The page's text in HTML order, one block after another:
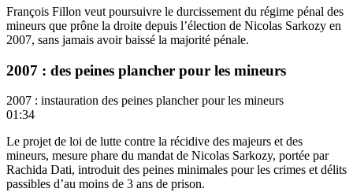
François Fillon veut poursuivre le durcissement du régime pénal des
mineurs que prône la droite depuis l’élection de Nicolas Sarkozy en
2007, sans jamais avoir baissé la majorité pénale.
2007 : des peines plancher pour les mineurs
2007 : instauration des peines plancher pour les mineurs
01:34
Le projet de loi de lutte contre la récidive des majeurs et des
mineurs, mesure phare du mandat de Nicolas Sarkozy, portée par
Rachida Dati, introduit des peines minimales pour les crimes et délits
passibles d’au moins de 3 ans de prison.